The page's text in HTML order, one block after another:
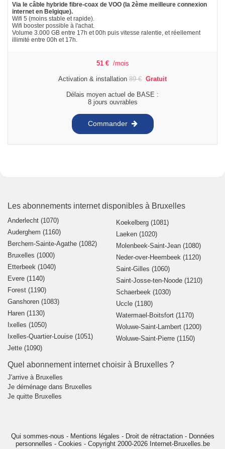
Via le câble hybride fibre-coax de VOO (la 2ème meilleure connexion
internet en Belgique).
Wifi 5 (moins stable et rapide).
Wifi booster possible à l'achat.
Volume 3.000 GB entre 17h et 00h puis vitesse ralentie, et réellement
illimité entre 00h et 17h.
51 € /mois
Activation & installation 89€ Gratuit
Délais moyen actuel de BASE :
8 jours ouvrables
Commander
Les abonnements internet disponibles à Bruxelles
Anderlecht (1070)
Auderghem (1160)
Berchem-Sainte-Agathe (1082)
Bruxelles (1000)
Etterbeek (1040)
Evere (1140)
Forest (1190)
Ganshoren (1083)
Haren (1130)
Ixelles (1050)
Ixelles-Quartier-Louise (1051)
Jette (1090)
Koekelberg (1081)
Laeken (1020)
Molenbeek-Saint-Jean (1080)
Neder-over-Heembeek (1120)
Saint-Gilles (1060)
Saint-Josse-ten-Noode (1210)
Schaerbeek (1030)
Uccle (1180)
Watermael-Boitsfort (1170)
Woluwe-Saint-Lambert (1200)
Woluwe-Saint-Pierre (1150)
Quel abonnement internet choisir à Bruxelles ?
J'arrive à Bruxelles
Je déménage dans Bruxelles
Je quitte Bruxelles
Qui sommes-nous - Mentions légales - Droit de rétractation - Données
personnelles - Cookies - Copyright 2000-2026 Internet-Bruxelles.be